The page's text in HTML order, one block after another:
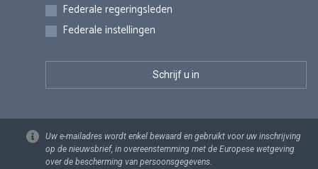
Federale regeringsleden
Federale instellingen
Uw e-mailadres wordt enkel bewaard en gebruikt voor uw inschrijving
op de nieuwsbrief, in overeenstemming met de Europese wetgeving
over de bescherming van persoonsgegevens.